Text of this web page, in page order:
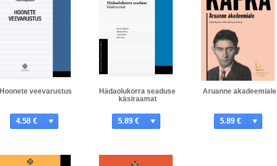
Hoonete veevarustus
4.58 €
Hädaolukorra seaduse
käsiraamat
5.89 €
Aruanne akadeemiale
5.89 €